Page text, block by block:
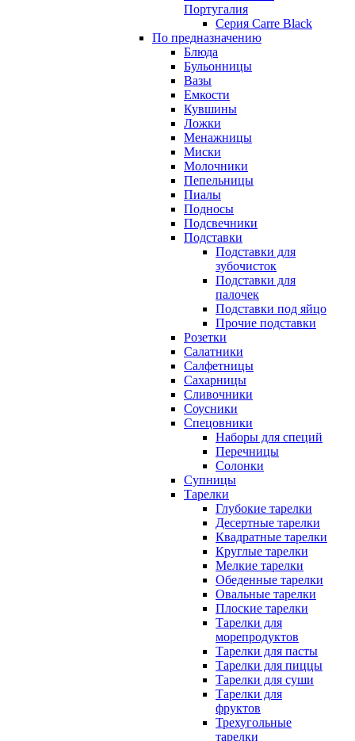
Португалия
Серия Carre Black
По предназначению
Блюда
Бульонницы
Вазы
Емкости
Кувшины
Ложки
Менажницы
Миски
Молочники
Пепельницы
Пиалы
Подносы
Подсвечники
Подставки
Подставки для
зубочисток
Подставки для
палочек
Подставки под яйцо
Прочие подставки
Розетки
Салатники
Салфетницы
Сахарницы
Сливочники
Соусники
Спецовники
Наборы для специй
Перечницы
Солонки
Супницы
Тарелки
Глубокие тарелки
Десертные тарелки
Квадратные тарелки
Круглые тарелки
Мелкие тарелки
Обеденные тарелки
Овальные тарелки
Плоские тарелки
Тарелки для
морепродуктов
Тарелки для пасты
Тарелки для пиццы
Тарелки для суши
Тарелки для
фруктов
Трехугольные
тарелки